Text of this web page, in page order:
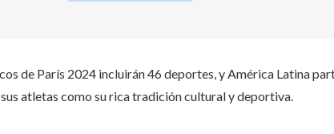
de París 2024 incluirán 46 deportes, y América Latina
atletas como su rica tradición cultural y deportiva.